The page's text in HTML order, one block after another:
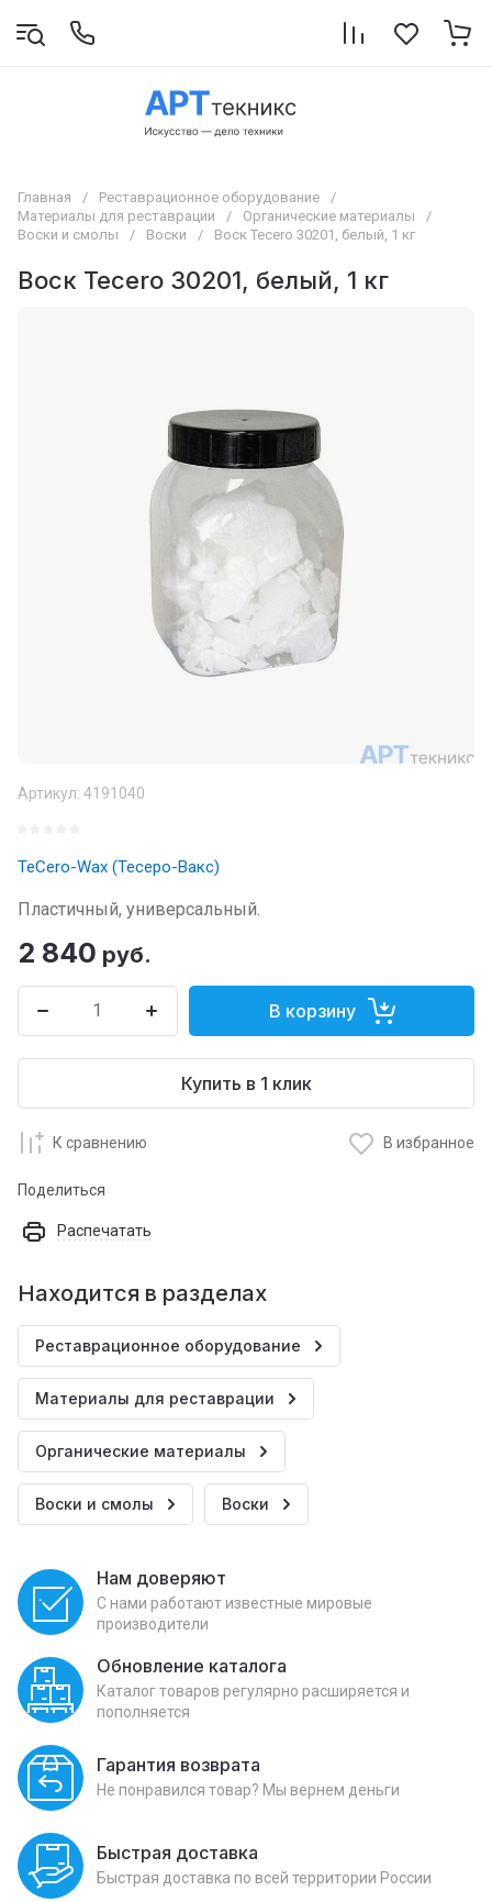
Главная / Реставрационное оборудование
/
Материалы для реставрации
/ Органические материалы
/
Воски и смолы
/ Воски / Воск Tecero 30201, белый, 1 кг
Воск Tecero 30201, белый, 1 кг
Артикул: 4191040
TeCero-Wax (Тесеро-Вакс)
Пластичный, универсальный.
2 840 руб.
В корзину
Купить в 1 клик
К сравнению В избранное
Поделиться
Распечатать
Находится в разделах
Реставрационное оборудование
Материалы для реставрации
Органические материалы
Воски и смолы Воски
Нам доверяют
С нами работают известные мировые
производители
Обновление каталога
Каталог товаров регулярно расширяется и
пополняется
Гарантия возврата
Не понравился товар? Мы вернем деньги
Быстрая доставка
Быстрая доставка по всей территории России